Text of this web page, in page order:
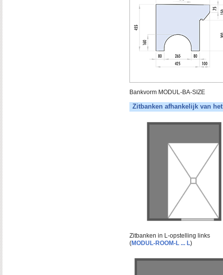
Bankvorm MODUL-BA-SIZE
Zitbanken afhankelijk van
Zitbanken in L-opstelling links
(MODUL-ROOM-L ... L)